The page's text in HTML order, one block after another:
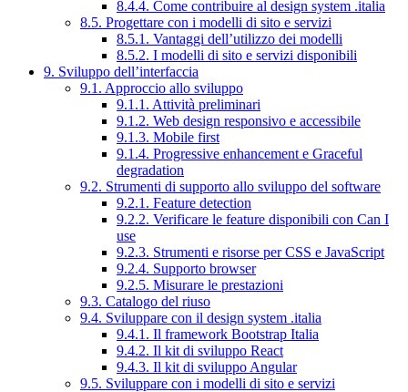
8.4.4. Come contribuire al design system .italia
8.5. Progettare con i modelli di sito e servizi
8.5.1. Vantaggi dell’utilizzo dei modelli
8.5.2. I modelli di sito e servizi disponibili
9. Sviluppo dell’interfaccia
9.1. Approccio allo sviluppo
9.1.1. Attività preliminari
9.1.2. Web design responsivo e accessibile
9.1.3. Mobile first
9.1.4. Progressive enhancement e Graceful
degradation
9.2. Strumenti di supporto allo sviluppo del software
9.2.1. Feature detection
9.2.2. Verificare le feature disponibili con Can I
use
9.2.3. Strumenti e risorse per CSS e JavaScript
9.2.4. Supporto browser
9.2.5. Misurare le prestazioni
9.3. Catalogo del riuso
9.4. Sviluppare con il design system .italia
9.4.1. Il framework Bootstrap Italia
9.4.2. Il kit di sviluppo React
9.4.3. Il kit di sviluppo Angular
9.5. Sviluppare con i modelli di sito e servizi